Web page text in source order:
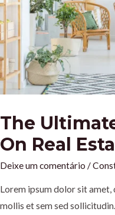
The
On Real
Deixe um comentário /
Lorem ipsum dolor sit
mollis et sem sed